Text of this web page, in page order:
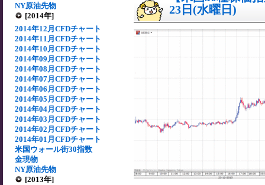
NY原油先物
[2014年]
2014年12月CFDチャート
2014年11月CFDチャート
2014年10月CFDチャート
2014年09月CFDチャート
2014年08月CFDチャート
2014年07月CFDチャート
2014年06月CFDチャート
2014年05月CFDチャート
2014年04月CFDチャート
2014年03月CFDチャート
2014年02月CFDチャート
2014年01月CFDチャート
米国ウォール街30指数
金現物
NY原油先物
[2013年]
23日(水曜日)